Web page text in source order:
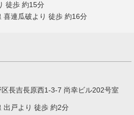
徒歩 約15分
喜連瓜破より 徒歩 約16分
長吉長原西1-3-7 尚幸ビル202号室
出戸より 徒歩 約2分